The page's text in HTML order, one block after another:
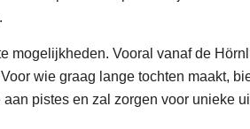
mogelijkheden. Vooral vanaf de
wie graag lange tochten maakt,
pistes en zal zorgen voor unieke